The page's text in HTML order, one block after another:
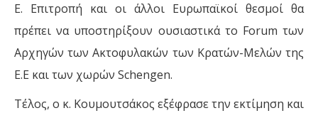
Ε. Επιτροπή και οι άλλοι Ευρωπαϊκοί θεσμοί θα
πρέπει να υποστηρίξουν ουσιαστικά το Forum των
Αρχηγών των Ακτοφυλακών των Κρατών-Μελών της
Ε.Ε και των χωρών Schengen.
Τέλος, ο κ. Κουμουτσάκος εξέφρασε την εκτίμηση και